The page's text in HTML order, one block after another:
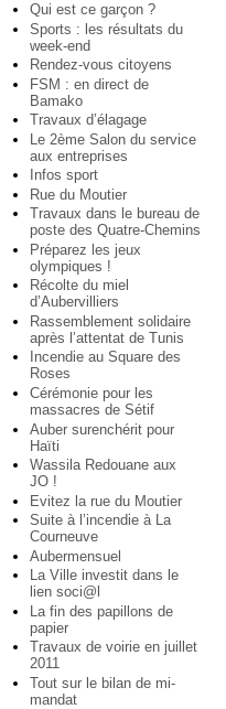
Qui est ce garçon ?
Sports : les résultats du
week-end
Rendez-vous citoyens
FSM : en direct de
Bamako
Travaux d’élagage
Le 2ème Salon du service
aux entreprises
Infos sport
Rue du Moutier
Travaux dans le bureau de
poste des Quatre-Chemins
Préparez les jeux
olympiques !
Récolte du miel
d’Aubervilliers
Rassemblement solidaire
après l’attentat de Tunis
Incendie au Square des
Roses
Cérémonie pour les
massacres de Sétif
Auber surenchérit pour
Haïti
Wassila Redouane aux
JO !
Evitez la rue du Moutier
Suite à l’incendie à La
Courneuve
Aubermensuel
La Ville investit dans le
lien soci@l
La fin des papillons de
papier
Travaux de voirie en juillet
2011
Tout sur le bilan de mi-
mandat